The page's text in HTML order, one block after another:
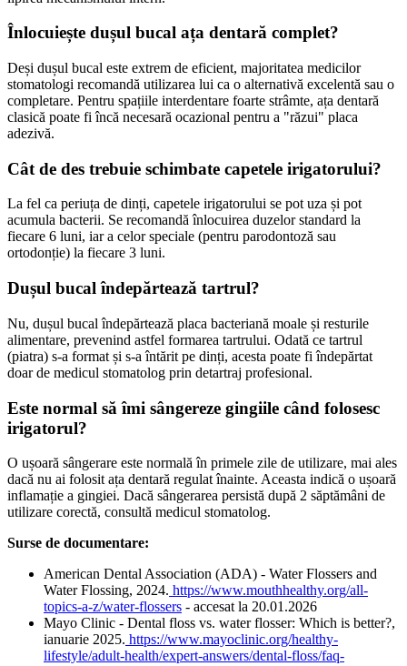
Înlocuiește dușul bucal ața dentară complet?
Deși dușul bucal este extrem de eficient, majoritatea medicilor
stomatologi recomandă utilizarea lui ca o alternativă excelentă sau o
completare. Pentru spațiile interdentare foarte strâmte, ața dentară
clasică poate fi încă necesară ocazional pentru a "răzui" placa
adezivă.
Cât de des trebuie schimbate capetele irigatorului?
La fel ca periuța de dinți, capetele irigatorului se pot uza și pot
acumula bacterii. Se recomandă înlocuirea duzelor standard la
fiecare 6 luni, iar a celor speciale (pentru parodontoză sau
ortodonție) la fiecare 3 luni.
Dușul bucal îndepărtează tartrul?
Nu, dușul bucal îndepărtează placa bacteriană moale și resturile
alimentare, prevenind astfel formarea tartrului. Odată ce tartrul
(piatra) s-a format și s-a întărit pe dinți, acesta poate fi îndepărtat
doar de medicul stomatolog prin detartraj profesional.
Este normal să îmi sângereze gingiile când folosesc
irigatorul?
O ușoară sângerare este normală în primele zile de utilizare, mai ales
dacă nu ai folosit ața dentară regulat înainte. Aceasta indică o ușoară
inflamație a gingiei. Dacă sângerarea persistă după 2 săptămâni de
utilizare corectă, consultă medicul stomatolog.
Surse de documentare:
American Dental Association (ADA) - Water Flossers and
Water Flossing, 2024. https://www.mouthhealthy.org/all-
topics-a-z/water-flossers - accesat la 20.01.2026
Mayo Clinic - Dental floss vs. water flosser: Which is better?,
ianuarie 2025. https://www.mayoclinic.org/healthy-
lifestyle/adult-health/expert-answers/dental-floss/faq-